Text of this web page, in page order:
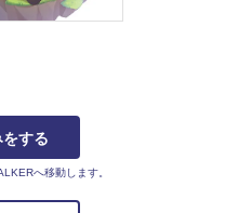
する
へ移動します。